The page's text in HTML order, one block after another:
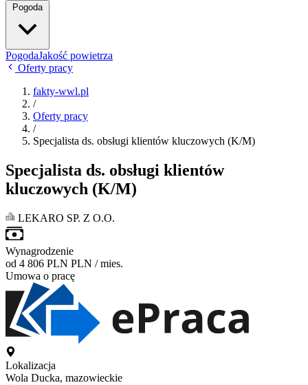
Pogoda
PogodaJakość powietrza
Oferty pracy
fakty-wwl.pl
/
Oferty pracy
/
Specjalista ds. obsługi klientów kluczowych (K/M)
Specjalista ds. obsługi klientów
kluczowych (K/M)
LEKARO SP. Z O.O.
Wynagrodzenie
od 4 806 PLN PLN / mies.
Umowa o pracę
Lokalizacja
Wola Ducka, mazowieckie